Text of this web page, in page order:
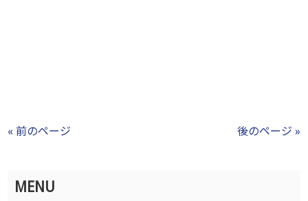
« 前のページ 後のページ »
MENU